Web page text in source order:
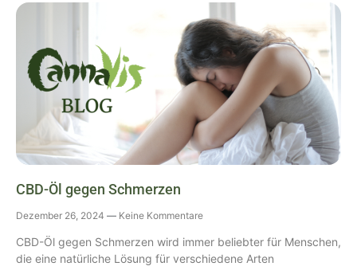
CBD-Öl gegen Schmerzen
Dezember 26, 2024 Keine Kommentare
CBD-Öl gegen Schmerzen wird immer beliebter für Menschen,
die eine natürliche Lösung für verschiedene Arten